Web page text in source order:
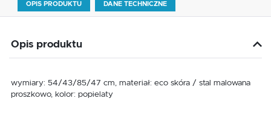
OPIS PRODUKTU DANE TECHNICZNE
Opis produktu
wymiary: 54/43/85/47 cm, materiał: eco skóra / stal malowana
proszkowo, kolor: popielaty